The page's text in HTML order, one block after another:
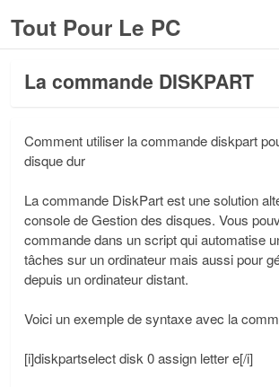
Tout Pour Le PC
La commande DISKPART
Comment utiliser la commande diskpart
disque dur
La commande DiskPart est une solution
console de Gestion des disques. Vous
commande dans un script qui automatise
tâches sur un ordinateur mais aussi pour
depuis un ordinateur distant.
Voici un exemple de syntaxe avec la
[i]diskpartselect disk 0 assign letter e[/i]